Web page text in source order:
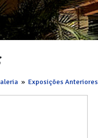
» Exposições Anteriores